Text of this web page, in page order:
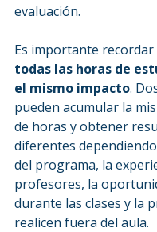
evaluación.
Es importante recordar
todas las horas de
el mismo impacto.
pueden acumular la
de horas y obtener
diferentes
del programa, la
profesores, la
durante las clases y la
realicen fuera del aula.